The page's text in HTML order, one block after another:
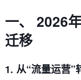
一、 2026
迁移
1. 从“流量运营”